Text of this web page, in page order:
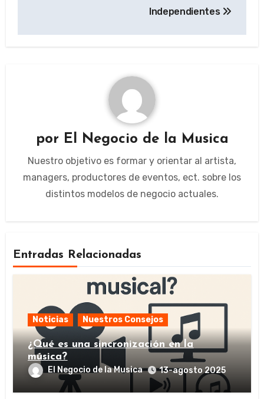
Independientes
por El Negocio de la Musica
Nuestro objetivo es formar y orientar al artista,
managers, productores de eventos, ect. sobre los
distintos modelos de negocio actuales.
Entradas Relacionadas
Noticias Nuestros Consejos
¿Qué es una sincronización en la
música?
El Negocio de la Musica 13-agosto 2025